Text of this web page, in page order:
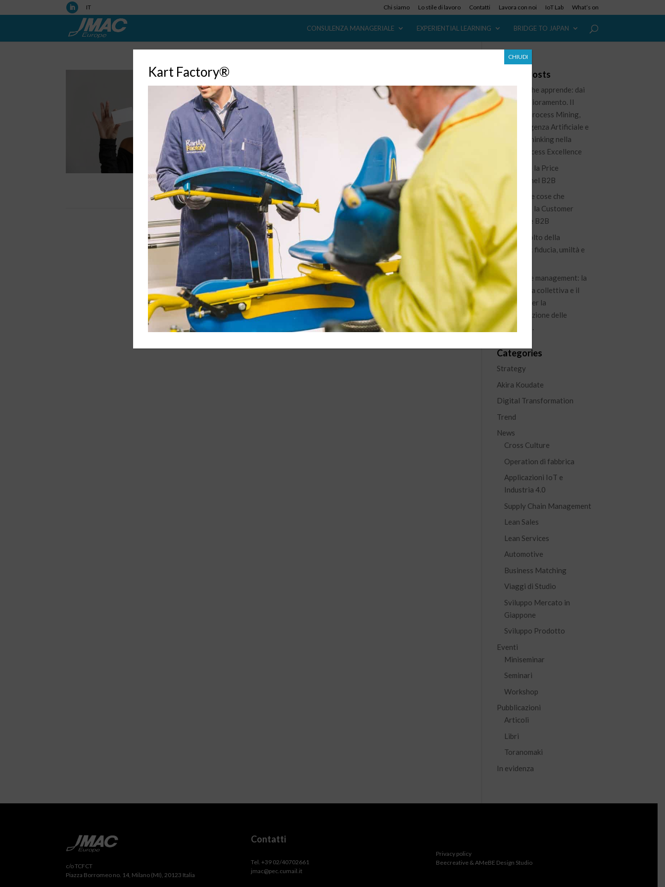
IT Chi siamo Lo stile di lavoro Contatti Lavora con noi IoT Lab What’s on
CONSULENZA MANAGERIALE EXPERIENTIAL LEARNING BRIDGE TO JAPAN
“abbonamento”
7 Feb, 2019 Sviluppo Mercato in Giappone
Sviluppo Prodotto
,
Sull’onda della servitizzazione che attraversa e interessa tutto il
mondo, il trend segnato più recente segnato dalle mosse di alcune
tra le più note case manifatturiere nipponiche è l’attivazione di
servizi in abbonamento. In molte stanno avviando servizi...
Recent Posts
L’azienda che apprende: dai
dati al miglioramento. Il
ruolo del Process Mining,
dell’Intelligenza Artificiale e
del Lean Thinking nella
nuova Process Excellence
Governare la Price
Waterfall nel B2B
100 piccole cose che
migliorano la Customer
Experience B2B
Il nuovo volto della
leadership: fiducia, umiltà e
visione
Knowledge management: la
conoscenza collettiva e il
percorso per la
capitalizzazione delle
esperienze.
Categories
Strategy
Akira Koudate
Digital Transformation
Trend
News
Cross Culture
Operation di fabbrica
Applicazioni IoT e
Industria 4.0
Supply Chain Management
Lean Sales
Lean Services
Automotive
Business Matching
Viaggi di Studio
Sviluppo Mercato in
Giappone
Sviluppo Prodotto
Eventi
Miniseminar
Seminari
Workshop
Pubblicazioni
Articoli
Libri
Toranomaki
In evidenza
c/o TCFCT
Piazza Borromeo no. 14, Milano (MI), 20123 Italia
Contatti
Tel. +39 02/40702661
jmac@pec.cumail.it
Privacy policy
Beecreative & AMeBE Design Studio
Kart Factory®
CHIUDI